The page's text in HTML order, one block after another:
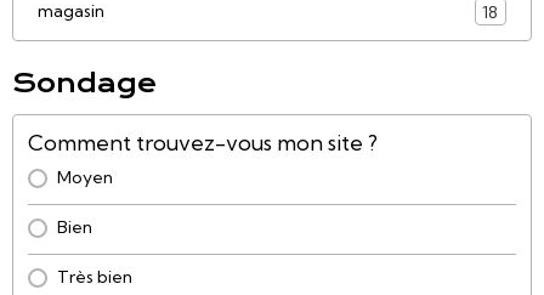
magasin 18
Sondage
Comment trouvez-vous mon site ?
Moyen
Bien
Très bien